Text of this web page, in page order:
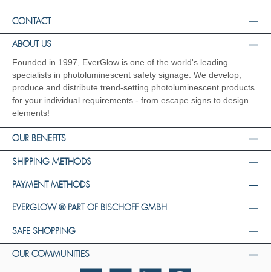
CONTACT
ABOUT US
Founded in 1997, EverGlow is one of the world's leading
specialists in photoluminescent safety signage. We develop,
produce and distribute trend-setting photoluminescent products
for your individual requirements - from escape signs to design
elements!
OUR BENEFITS
SHIPPING METHODS
PAYMENT METHODS
EVERGLOW ® PART OF BISCHOFF GMBH
SAFE SHOPPING
OUR COMMUNITIES